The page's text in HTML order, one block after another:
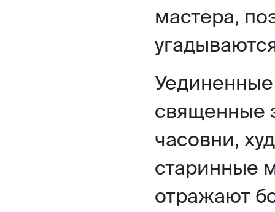
мастера,
священные
часовни,
старинные
отражают